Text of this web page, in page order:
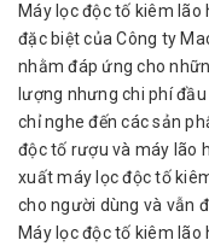
Máy lọc độc tố kiêm
đặc biệt của Công ty
nhằm đáp ứng cho
lượng nhưng chi phí
chỉ nghe đến các sản
độc tố rượu và máy lão
xuất máy lọc độc tố
cho người dùng và vẫn
Máy lọc độc tố kiêm lão